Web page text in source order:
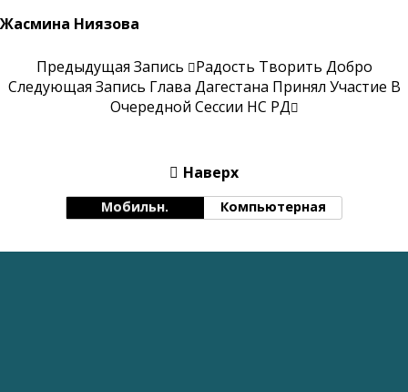
Жасмина Ниязова
Предыдущая Запись
Радость Творить Добро
Следующая Запись Глава Дагестана Принял Участие В
Очередной Сессии НС РД
Наверх
Мобильн. Компьютерная